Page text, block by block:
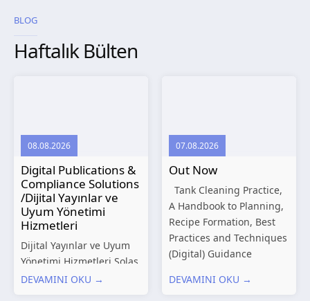
BLOG
Haftalık Bülten
08.08.2026
Digital Publications &
Compliance Solutions
/Dijital Yayınlar ve
Uyum Yönetimi
Hizmetleri
Dijital Yayınlar ve Uyum
Yönetimi Hizmetleri Solas
Marine, denizcilik
DEVAMINI OKU →
07.08.2026
Out Now
Tank Cleaning Practice,
A Handbook to Planning,
Recipe Formation, Best
Practices and Techniques
(Digital) Guidance
Structures – Consolidated
DEVAMINI OKU →